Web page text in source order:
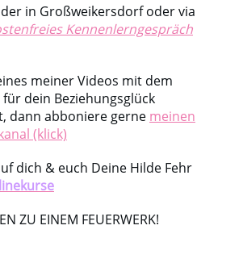
in Großweikersdorf oder via
Kennenlerngespräch
meiner Videos mit dem
dein Beziehungsglück
dann abboniere gerne meinen
(klick)
dich & euch Deine Hilde Fehr
ZU EINEM FEUERWERK!